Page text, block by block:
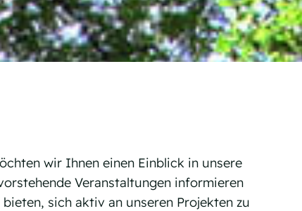
wir Ihnen einen Einblick in unsere
Veranstaltungen informieren
sich aktiv an unseren Projekten zu